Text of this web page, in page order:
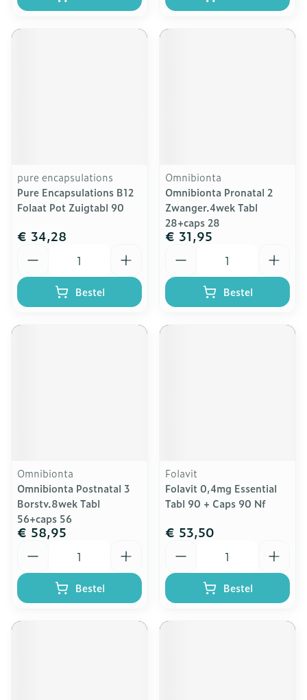
pure encapsulations
Pure Encapsulations B12
Folaat Pot Zuigtabl 90
€ 34,28
Bestel
Omnibionta
Omnibionta Pronatal 2
Zwanger.4wek Tabl
28+caps 28
€ 31,95
Bestel
Omnibionta
Omnibionta Postnatal 3
Borstv.8wek Tabl
56+caps 56
€ 58,95
Bestel
Folavit
Folavit 0,4mg Essential
Tabl 90 + Caps 90 Nf
€ 53,50
Bestel